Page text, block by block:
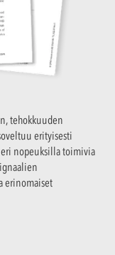
tehokkuuden
erityisesti
nopeuksilla toimivia
erinomaiset